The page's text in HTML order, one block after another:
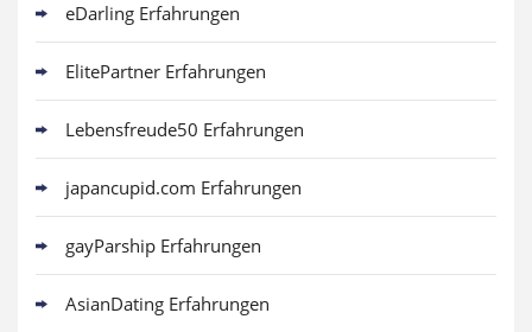
eDarling Erfahrungen
ElitePartner Erfahrungen
Lebensfreude50 Erfahrungen
japancupid.com Erfahrungen
gayParship Erfahrungen
AsianDating Erfahrungen